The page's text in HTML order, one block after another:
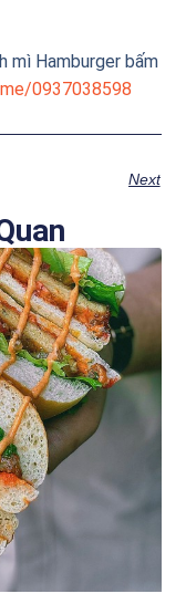
mì Hamburger bấm
0937038598
Next